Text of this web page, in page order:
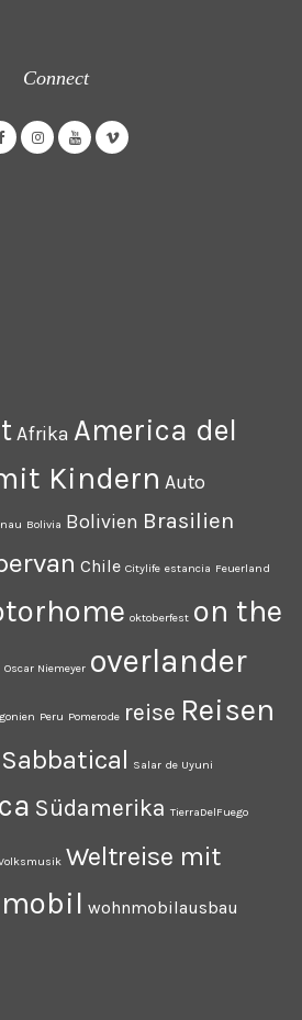
Connect
Afrika America del
Kindern Auto
Bolivia Bolivien Brasilien
Chile Citylife estancia Feuerland
oktoberfest on the
Oscar Niemeyer overlander
Peru Pomerode reise Reisen
Sabbatical Salar de Uyuni
Südamerika TierraDelFuego
Weltreise mit
wohnmobilausbau